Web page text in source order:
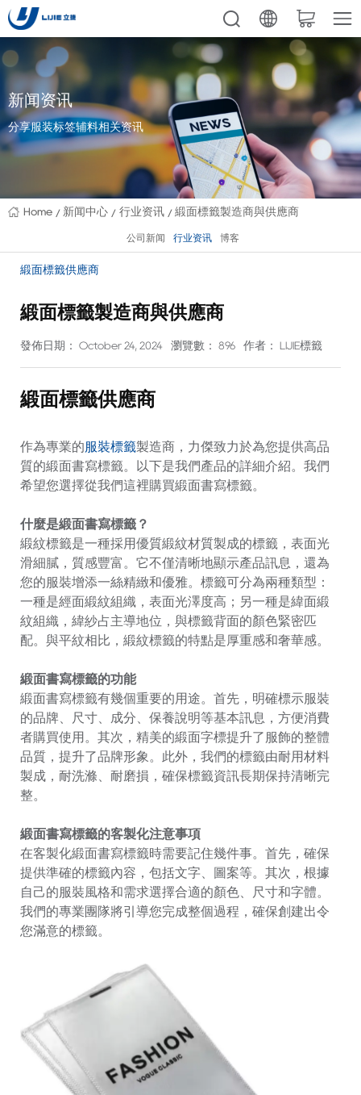
新闻资讯
分享服装标签辅料相关资讯
Home 新闻中心 行业资讯 緞面標籤製造商與供應商
公司新闻 行业资讯 博客
緞面標籤供應商
緞面標籤製造商與供應商
發佈日期： October 24, 2024 瀏覽數： 896 作者： LIJIE標籤
緞面標籤供應商
作為專業的服裝標籤製造商，力傑致力於為您提供高品
質的緞面書寫標籤。以下是我們產品的詳細介紹。我們
希望您選擇從我們這裡購買緞面書寫標籤。
什麼是緞面書寫標籤？
緞紋標籤是一種採用優質緞紋材質製成的標籤，表面光
滑細膩，質感豐富。它不僅清晰地顯示產品訊息，還為
您的服裝增添一絲精緻和優雅。標籤可分為兩種類型：
一種是經面緞紋組織，表面光澤度高；另一種是緯面緞
紋組織，緯紗占主導地位，與標籤背面的顏色緊密匹
配。與平紋相比，緞紋標籤的特點是厚重感和奢華感。
緞面書寫標籤的功能
緞面書寫標籤有幾個重要的用途。首先，明確標示服裝
的品牌、尺寸、成分、保養說明等基本訊息，方便消費
者購買使用。其次，精美的緞面字標提升了服飾的整體
品質，提升了品牌形象。此外，我們的標籤由耐用材料
製成，耐洗滌、耐磨損，確保標籤資訊長期保持清晰完
整。
緞面書寫標籤的客製化注意事項
在客製化緞面書寫標籤時需要記住幾件事。首先，確保
提供準確的標籤內容，包括文字、圖案等。其次，根據
自己的服裝風格和需求選擇合適的顏色、尺寸和字體。
我們的專業團隊將引導您完成整個過程，確保創建出令
您滿意的標籤。